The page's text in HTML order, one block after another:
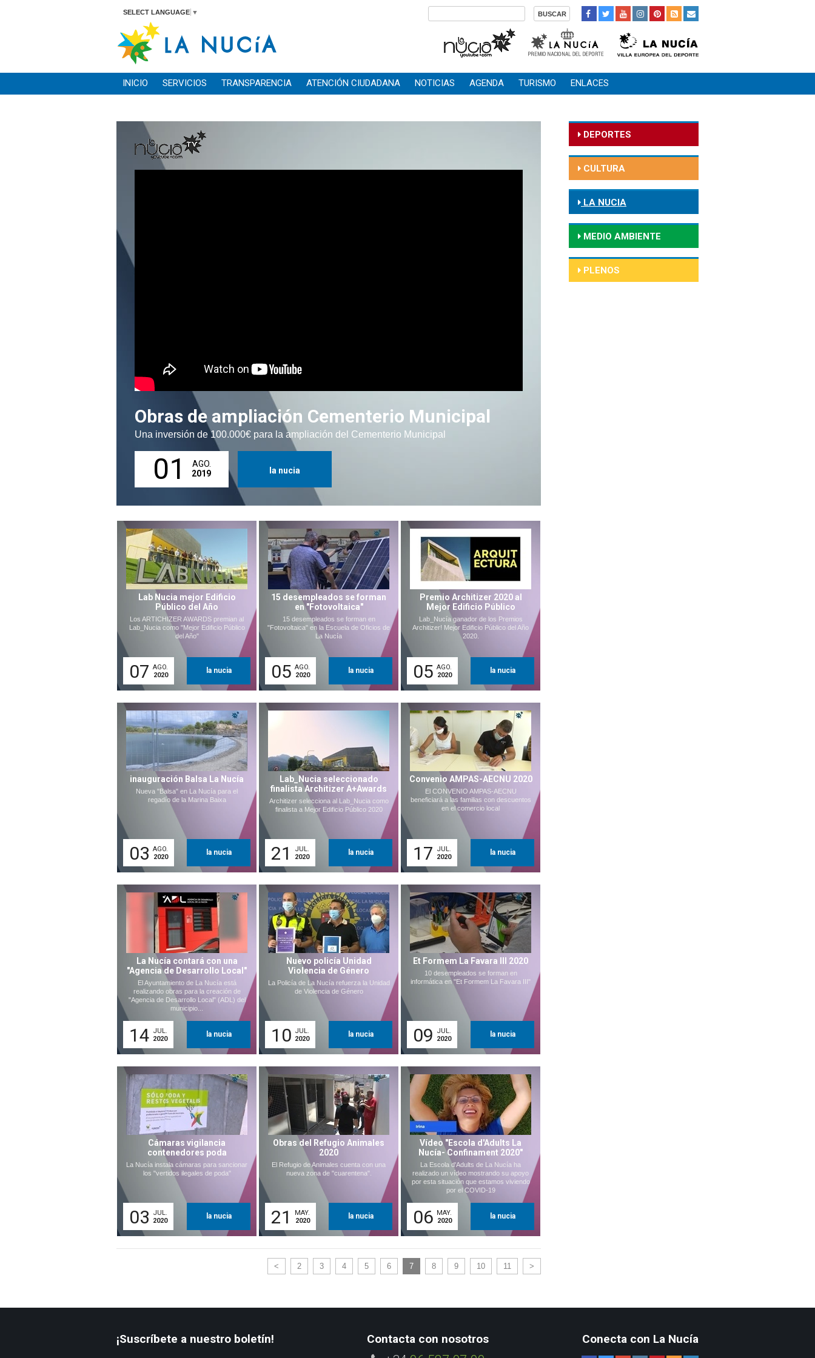
SELECT LANGUAGE ▼
INICIO SERVICIOS TRANSPARENCIA ATENCIÓN CIUDADANA NOTICIAS AGENDA TURISMO ENLACES
Obras de ampliación Cementerio Municipal
Una inversión de 100.000€ para la ampliación del Cementerio Municipal
01
AGO.
2019
la nucia
Lab Nucia mejor Edificio
Público del Año
Los ARTICHIZER AWARDS premian al
Lab_Nucia como "Mejor Edificio Público
del Año"
07 AGO.
2020
la nucia
15 desempleados se forman
en "Fotovoltaica"
15 desempleados se forman en
"Fotovoltaica" en la Escuela de Oficios de
La Nucía
05 AGO.
2020
la nucia
Premio Architizer 2020 al
Mejor Edificio Público
Lab_Nucía ganador de los Premios
Architizer! Mejor Edificio Público del Año
2020.
05 AGO.
2020
la nucia
inauguración Balsa La Nucía
Nueva "Balsa" en La Nucía para el
regadío de la Marina Baixa
03 AGO.
2020
la nucia
Lab_Nucia seleccionado
finalista Architizer A+Awards
Architizer selecciona al Lab_Nucia como
finalista a Mejor Edificio Público 2020
21
JUL.
2020
la nucia
Convenio AMPAS-AECNU 2020
El CONVENIO AMPAS-AECNU
beneficiará a las familias con descuentos
en el comercio local
17
JUL.
2020
la nucia
La Nucía contará con una
"Agencia de Desarrollo Local"
El Ayuntamiento de La Nucía está
realizando obras para la creación de
"Agencia de Desarrollo Local" (ADL) del
municipio...
14 JUL.
2020
la nucia
Nuevo policía Unidad
Violencia de Género
La Policía de La Nucía refuerza la Unidad
de Violencia de Género
10 JUL.
2020
la nucia
Et Formem La Favara III 2020
10 desempleados se forman en
informática en "Et Formem La Favara III"
09
JUL.
2020
la nucia
Cámaras vigilancia
contenedores poda
La Nucía instala cámaras para sancionar
los "vertidos ilegales de poda"
03
JUL.
2020
la nucia
Obras del Refugio Animales
2020
El Refugio de Animales cuenta con una
nueva zona de "cuarentena".
21
MAY.
2020
la nucia
Vídeo "Escola d'Adults La
Nucía- Confinament 2020"
La Escola d'Adults de La Nucía ha
realizado un vídeo mostrando su apoyo
por esta situación que estamos viviendo
por el COVID-19
06 MAY.
2020
la nucia
< 2 3 4 5 6 7 8 9 10 11 >
DEPORTES
CULTURA
LA NUCIA
MEDIO AMBIENTE
PLENOS
¡Suscríbete a nuestro boletín! Contacta con nosotros Conecta con La Nucía